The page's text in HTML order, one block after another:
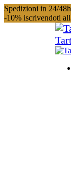
Spedizioni in 24/
-10% iscrivendoti